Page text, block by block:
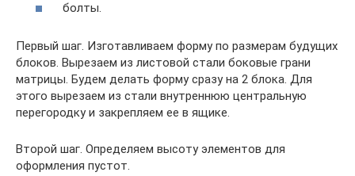
болты.
Первый шаг. Изготавливаем форму по размерам будущих
блоков. Вырезаем из листовой стали боковые грани
матрицы. Будем делать форму сразу на 2 блока. Для
этого вырезаем из стали внутреннюю центральную
перегородку и закрепляем ее в ящике.
Второй шаг. Определяем высоту элементов для
оформления пустот.